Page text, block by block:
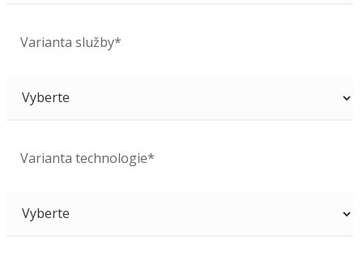
Varianta služby*
Varianta technologie*